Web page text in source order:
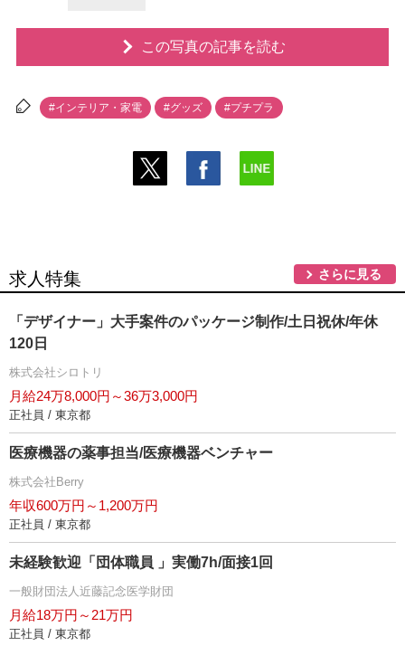
この写真の記事を読む
#インテリア・家電 #グッズ #プチプラ
求人特集 さらに見る
「デザイナー」大手案件のパッケージ制作/土日祝休/年休
120日
株式会社シロトリ
月給24万8,000円～36万3,000円
正社員 / 東京都
医療機器の薬事担当/医療機器ベンチャー
株式会社Berry
年収600万円～1,200万円
正社員 / 東京都
未経験歓迎「団体職員 」実働7h/面接1回
一般財団法人近藤記念医学財団
月給18万円～21万円
正社員 / 東京都